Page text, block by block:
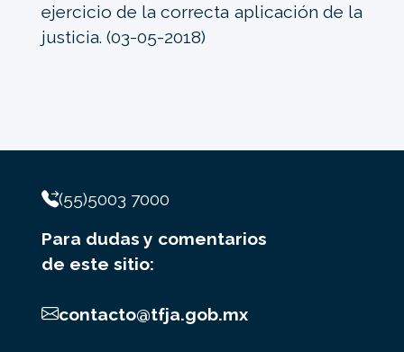
ejercicio de la correcta aplicación de la
justicia. (03-05-2018)
(55)5003 7000
Para dudas y comentarios
de este sitio:
contacto@tfja.gob.mx